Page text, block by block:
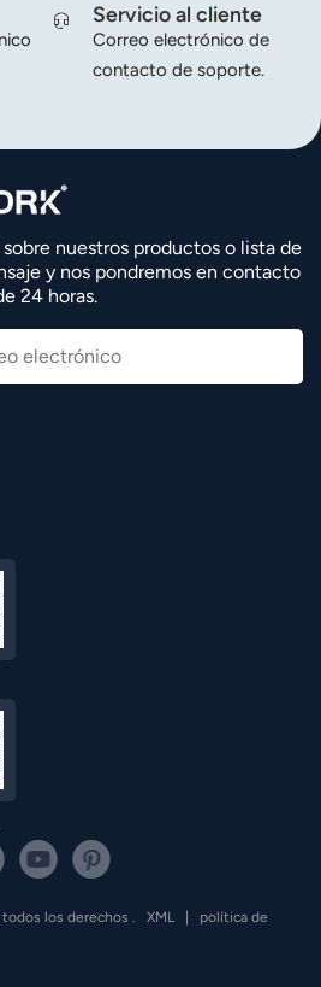
Servicio al cliente
Correo electrónico de
contacto de soporte.
nuestros productos o lista de
y nos pondremos en contacto
24 horas.
los derechos . XML |
política de